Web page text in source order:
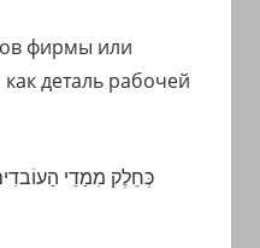
фирмы или
деталь рабочей
כְּחֵלֶק מִמַדֵי